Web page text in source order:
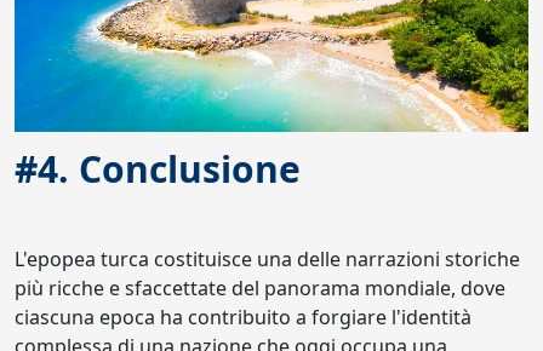
#4. Conclusione
L'epopea turca costituisce una delle narrazioni storiche
più ricche e sfaccettate del panorama mondiale, dove
ciascuna epoca ha contribuito a forgiare l'identità